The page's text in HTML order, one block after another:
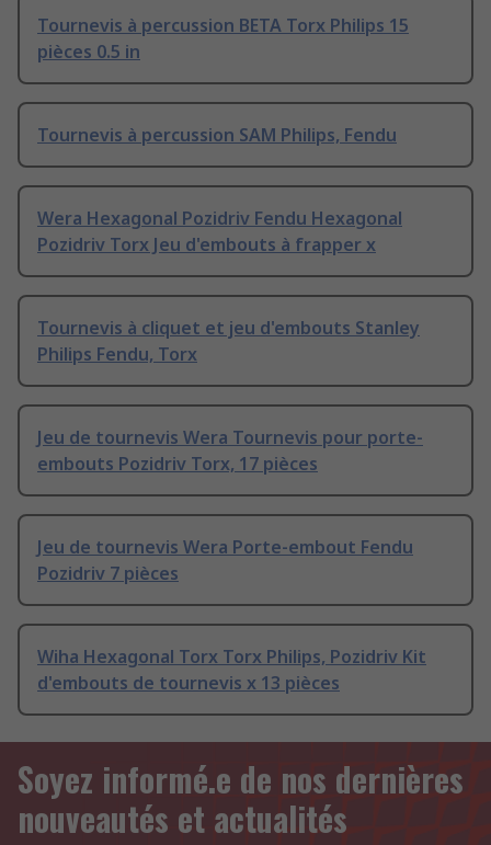
Tournevis à percussion BETA Torx Philips 15
pièces 0.5 in
Tournevis à percussion SAM Philips, Fendu
Wera Hexagonal Pozidriv Fendu Hexagonal
Pozidriv Torx Jeu d'embouts à frapper x
Tournevis à cliquet et jeu d'embouts Stanley
Philips Fendu, Torx
Jeu de tournevis Wera Tournevis pour porte-
embouts Pozidriv Torx, 17 pièces
Jeu de tournevis Wera Porte-embout Fendu
Pozidriv 7 pièces
Wiha Hexagonal Torx Torx Philips, Pozidriv Kit
d'embouts de tournevis x 13 pièces
Soyez informé.e de nos dernières
nouveautés et actualités